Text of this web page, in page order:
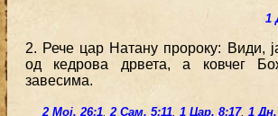
1
2. Рече цар Натану пророку: Види,
од кедрова дрвета, а ковчег
завесима.
2 Мој. 26:1,2 Сам. 5:11, 1 Цар. 8:17, 1